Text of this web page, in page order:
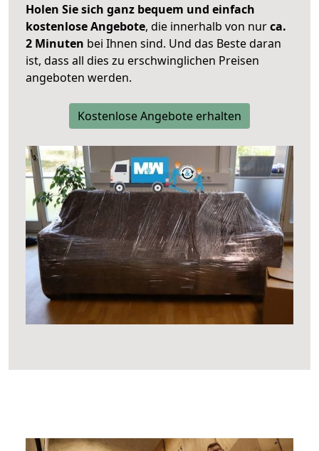
Holen Sie sich ganz bequem und einfach
kostenlose Angebote, die innerhalb von nurca.
2 Minuten bei Ihnen sind. Und das Beste daran
ist, dass all dies zu erschwinglichen Preisen
angeboten werden.
Kostenlose Angebote erhalten